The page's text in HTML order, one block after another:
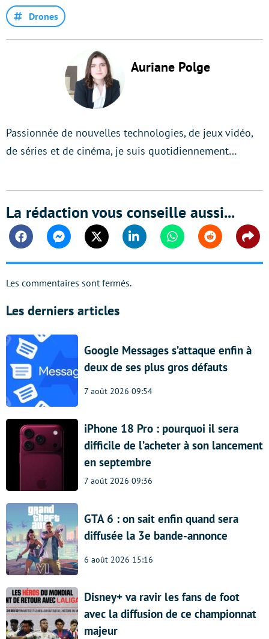
Drones
Auriane Polge
Passionnée de nouvelles technologies, de jeux vidéo,
de séries et de cinéma, je suis quotidiennement…
La rédaction vous conseille aussi...
FacebookMessengerTwitter Linkedin WhatsappReddit
Les commentaires sont fermés.
Les derniers articles
Google Messages s’attaque enfin à
deux de ses plus gros défauts
7 août 2026 09:54
iPhone 18 Pro : pourquoi il sera
difficile de l’acheter à son lancement
en septembre
7 août 2026 09:36
GTA 6 : on sait enfin quand sera
diffusée la 3e bande-annonce
6 août 2026 15:16
Disney+ va ravir les fans de foot
avec la diffusion de ce championnat
majeur